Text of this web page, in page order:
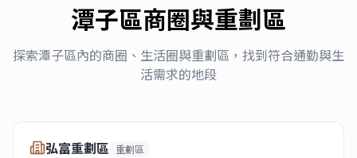
潭子區商圈與重劃區
探索潭子區內的商圈、生活圈與重劃區，找到符合通勤與生
活需求的地段
弘富重劃區 重劃區